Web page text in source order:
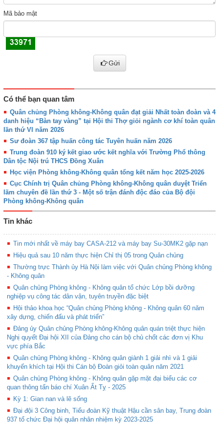
Mã bảo mật
Gửi
Có thể bạn quan tâm
Quân chủng Phòng không-Không quân đạt giải Nhất toàn đoàn và 4
danh hiệu “Bàn tay vàng” tại Hội thi Thợ giỏi ngành cơ khí toàn quân
lần thứ VI năm 2026
Sư đoàn 367 tập huấn công tác Tuyên huấn năm 2026
Trung đoàn 910 ký kết giao ước kết nghĩa với Trường Phổ thông
Dân tộc Nội trú THCS Đồng Xuân
Học viện Phòng không-Không quân tổng kết năm học 2025-2026
Cục Chính trị Quân chủng Phòng không-Không quân duyệt Triển
lãm chuyên đề lần thứ 3 - Một số trận đánh độc đáo của Bộ đội
Phòng không-Không quân
Tin khác
Tin mới nhất về máy bay CASA-212 và máy bay Su-30MK2 gặp nạn
Hiệu quả sau 10 năm thực hiện Chỉ thị 05 trong Quân chủng
Thường trực Thành ủy Hà Nội làm việc với Quân chủng Phòng không
- Không quân
Quân chủng Phòng không - Không quân tổ chức Lớp bồi dưỡng
nghiệp vụ công tác dân vận, tuyên truyền đặc biệt
Hội thảo khoa học “Quân chủng Phòng không - Không quân 60 năm
xây dựng, chiến đấu và phát triển”
Đảng ủy Quân chủng Phòng không-Không quân quán triệt thực hiện
Nghị quyết Đại hội XII của Đảng cho cán bộ chủ chốt các đơn vị Khu
vực phía Bắc
Quân chủng Phòng không - Không quân giành 1 giải nhì và 1 giải
khuyến khích tại Hội thi Cán bộ Đoàn giỏi toàn quân năm 2021
Quân chủng Phòng không - Không quân gặp mặt đại biểu các cơ
quan thông tấn báo chí Xuân Ất Tỵ - 2025
Kỳ 1: Gian nan và lẽ sống
Đại đội 3 Công binh, Tiểu đoàn Kỹ thuật Hậu cần sân bay, Trung đoàn
937 tổ chức Đại hội quân nhân nhiệm kỳ 2023-2025